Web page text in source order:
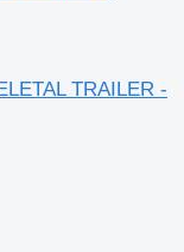
TRAILER -